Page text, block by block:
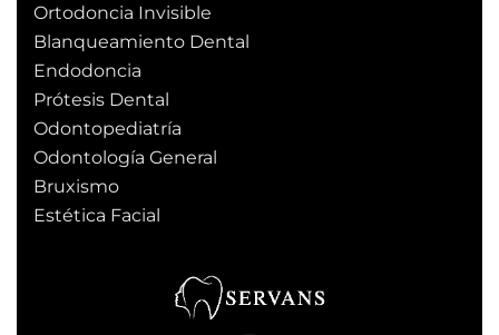
Ortodoncia Invisible
Blanqueamiento Dental
Endodoncia
Prótesis Dental
Odontopediatría
Odontología General
Bruxismo
Estética Facial